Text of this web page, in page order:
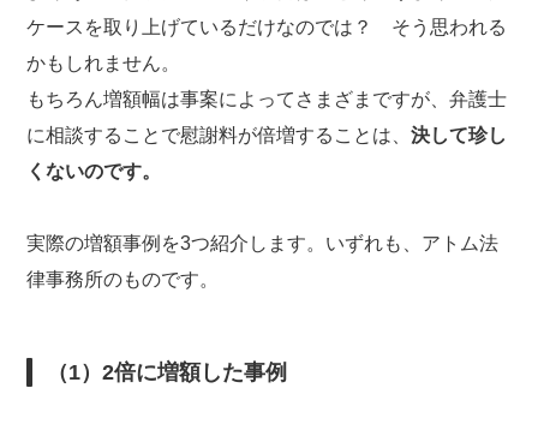
ケースを取り上げているだけなのでは？ そう思われる
かもしれません。
もちろん増額幅は事案によってさまざまですが、弁護士
に相談することで慰謝料が倍増することは、決して珍し
くないのです。
実際の増額事例を3つ紹介します。いずれも、アトム法
律事務所のものです。
（1）2倍に増額した事例